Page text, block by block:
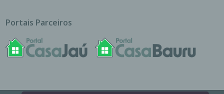
Portais Parceiros